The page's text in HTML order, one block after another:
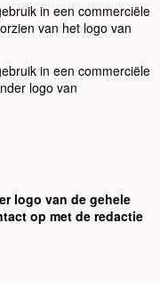
in een commerciële
van het logo van
in een commerciële
logo van
logo van de gehele
op met de redactie